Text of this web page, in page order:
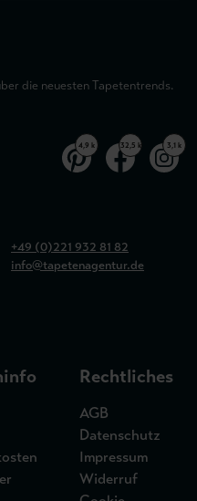
die neuesten Tapetentrends.
4,9 k 32,5 k 3,1 k
+49 (0)221 932 81 82
info@tapetenagentur.de
Rechtliches
AGB
Datenschutz
Impressum
Widerruf